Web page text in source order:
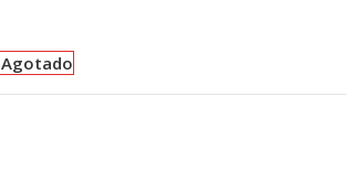
Agotado